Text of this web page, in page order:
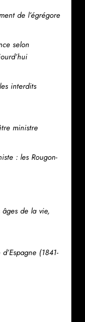
de l’égrégore
selon
interdits
ministre
: les Rougon-
de la vie,
(1841-